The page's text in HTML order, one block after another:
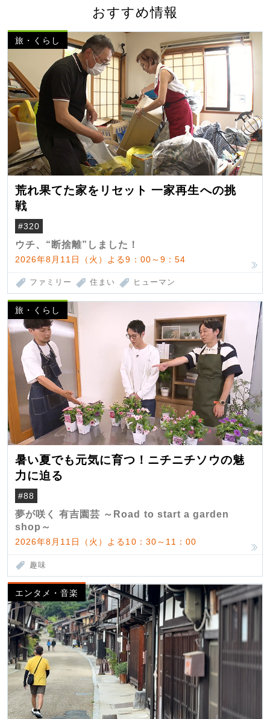
おすすめ情報
旅・くらし
荒れ果てた家をリセット 一家再生への挑
戦
#320
ウチ、“断捨離”しました！
2026年8月11日（火）よる9：00～9：54
ファミリー 住まい ヒューマン
旅・くらし
暑い夏でも元気に育つ！ニチニチソウの魅
力に迫る
#88
夢が咲く 有吉園芸 ～Road to start a garden
shop～
2026年8月11日（火）よる10：30～11：00
趣味
エンタメ・音楽